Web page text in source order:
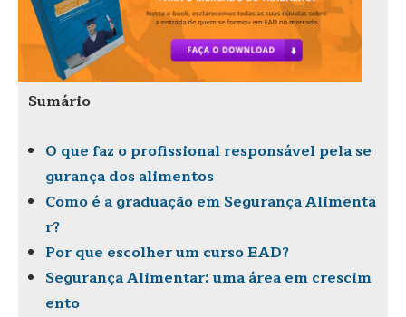
Sumário
O que faz o profissional responsável pela se
gurança dos alimentos
Como é a graduação em Segurança Alimenta
r?
Por que escolher um curso EAD?
Segurança Alimentar: uma área em crescim
ento